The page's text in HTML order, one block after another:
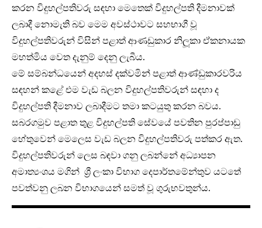
කරන විදුහල්පතිවරු සඳහා මෙතෙක් විදුහල්පති දීමනාවක්
ලබාදී නොමැති බව මෙම අවස්ථාවට සහභාගී වූ
විදුහල්පතිවරුන් විසින් පළාත් ආණඩුකාර නිලූකා ඒකනායක
මහත්මිය වෙත දැනුම් දෙනු ලැබීය.
මේ සම්බන්ධයෙන් අදහස් දක්වමින් පළාත් ආණ්ඩුකාරවරිය
සඳහන් කළේ එම වැඩ බලන විදුහල්පතිවරුන් සඳහා ද
විදුහල්පති දීමනාව ලබාදීමට තමා කටයුතු කරන බවය.
සබරගමුව පළාත තුළ විදුහල්පති සේවයේ පවතින පුරප්පාඩු
හේතුවෙන් මෙලෙස වැඩ බලන විදුහල්පතිවරු පත්කර ඇත.
විදුහල්පතිවරුන් ලෙස බඳවා ගනු ලබන්නේ අධ්‍යාපන
අමාත්‍යංශය මගින් ශ්‍රී ලංකා විභාග දෙපාර්තමේන්තුව යටතේ
පවත්වනු ලබන විභාගයෙන් සමත් වූ ගුරුභවතුන්ය.